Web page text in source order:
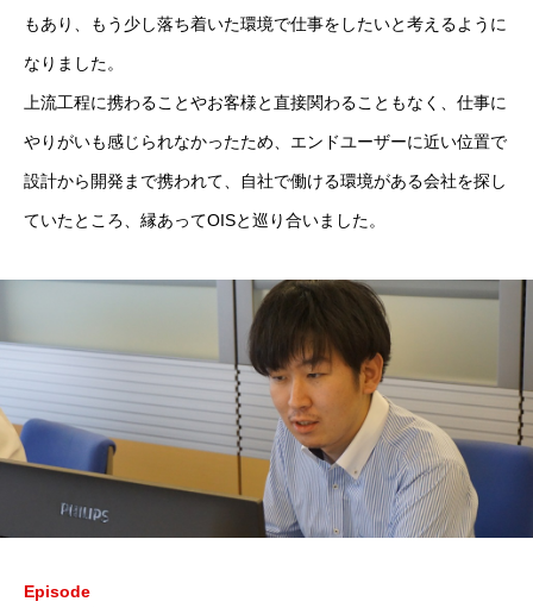
もあり、もう少し落ち着いた環境で仕事をしたいと考えるように
なりました。
上流工程に携わることやお客様と直接関わることもなく、仕事に
やりがいも感じられなかったため、エンドユーザーに近い位置で
設計から開発まで携われて、自社で働ける環境がある会社を探し
ていたところ、縁あってOISと巡り合いました。
Episode